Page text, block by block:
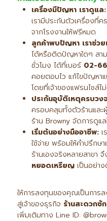
เครื่องมีปัญหา เราดูแล:
เรามีประกันตัวเครื่องที่ค
จากโรงงานให้ฟรีหมด
ลูกค้าพบปัญหา เราช่ว
ได้หรือติดปัญหาใดๆ ส
ชั่วโมง ได้ที่เบอร์ 02-
คอยตอบไว แก้ไขปัญหา
โดยที่เจ้าของแฟรนไชส์ไ
ประกันอุบัติเหตุครบวง
ครอบคลุมทั้งตัวร้านและ
ร้าน Browny จัดการดูแ
เริ่มต้นอย่างมืออาชีพ:
ใช้จ่าย พร้อมให้คำปรึกษ
ร้านเองจริงหลายสาขา
หยอดเหรียญ เป็นอย่า
ให้การลงทุนของคุณเป็นการ
สู่เจ้าของธุรกิจ ร้านสะดวกซัก
เพิ่มเติมทาง Line ID: